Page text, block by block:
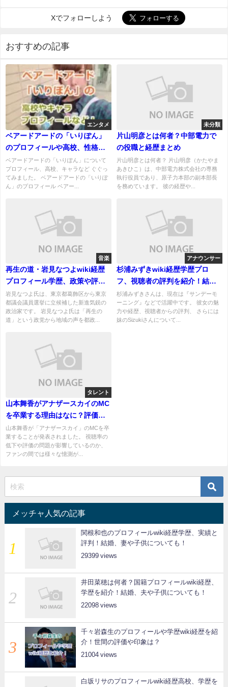
Xでフォローしよう
おすすめの記事
エンタメ
ベアードアードの「いりぽん」
のプロフィールや高校、性格
（キャラ）などをググってみ
た！
ベアードアードの「いりぽん」について
プロフィール、高校、キャラなど ぐぐっ
てみました。 ベアードアードの「いりぽ
ん」のプロフィール ベアー...
未分類
片山明彦とは何者？中部電力で
の役職と経歴まとめ
片山明彦とは何者？ 片山明彦（かたやま
あきひこ）は、中部電力株式会社の専務
執行役員であり、原子力本部の副本部長
を務めています。 彼の経歴や...
音楽
再生の道・岩見なつよwiki経歴
プロフィール学歴、政策や評判
を紹介！夫と子供についても！
岩見なつよ氏は、東京都葛飾区から東京
都議会議員選挙に立候補した新進気鋭の
政治家です。 岩見なつよ氏は「再生の
道」という政党から地域の声を都政...
アナウンサー
杉浦みずきwiki経歴学歴プロ
フ、視聴者の評判を紹介！結婚
してる？妹についても！
杉浦みずきさんは、現在は『サンデーモ
ーニング』などで活躍中です。 彼女の魅
力や経歴、視聴者からの評判、 さらには
妹のSizukiさんについて...
タレント
山本舞香がアナザースカイのMC
を卒業する理由はなに？評価低
く視聴率低下か？
山本舞香が「アナザースカイ」のMCを卒
業することが発表されました。 視聴率の
低下や評価の問題が影響しているのか、
ファンの間では様々な憶測が...
メッチャ人気の記事
関根和也のプロフィールwiki経歴学歴、実績と
評判！結婚、妻や子供についても！
29399
井田菜穂は何者？国籍プロフィールwiki経歴、
学歴を紹介！結婚、夫や子供についても！
22098
千々岩森生のプロフィールや学歴wiki経歴を紹
介！世間の評価や印象は？
21004
白坂リサのプロフィールwiki経歴高校、学歴を